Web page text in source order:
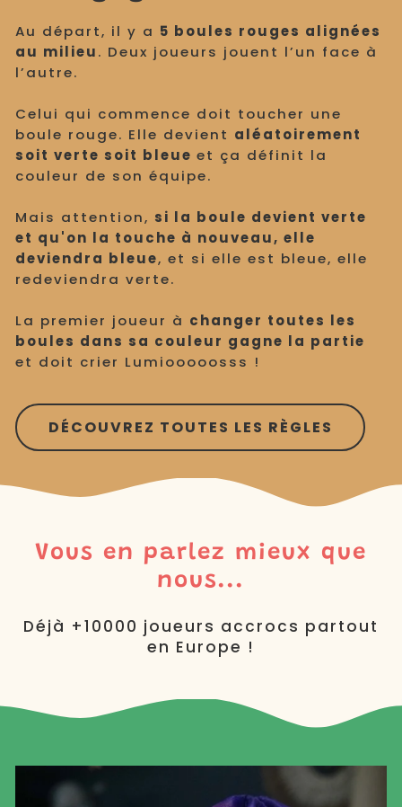
Au départ, il y a 5 boules rouges alignées
au milieu. Deux joueurs jouent l’un face à
l’autre.
Celui qui commence doit toucher une
boule rouge. Elle devient aléatoirement
soit verte soit bleueet ça définit la
couleur de son équipe.
Mais attention, si la boule devient verte
et qu'on la touche à nouveau, elle
deviendra bleue, et si elle est bleue, elle
redeviendra verte.
La premier joueur à changer toutes les
boules dans sa couleur gagne la partie
et doit crier Lumiooooosss !
DÉCOUVREZ TOUTES LES RÈGLES
Vous en parlez mieux que
nous...
Déjà +10000 joueurs accrocs partout
en Europe !